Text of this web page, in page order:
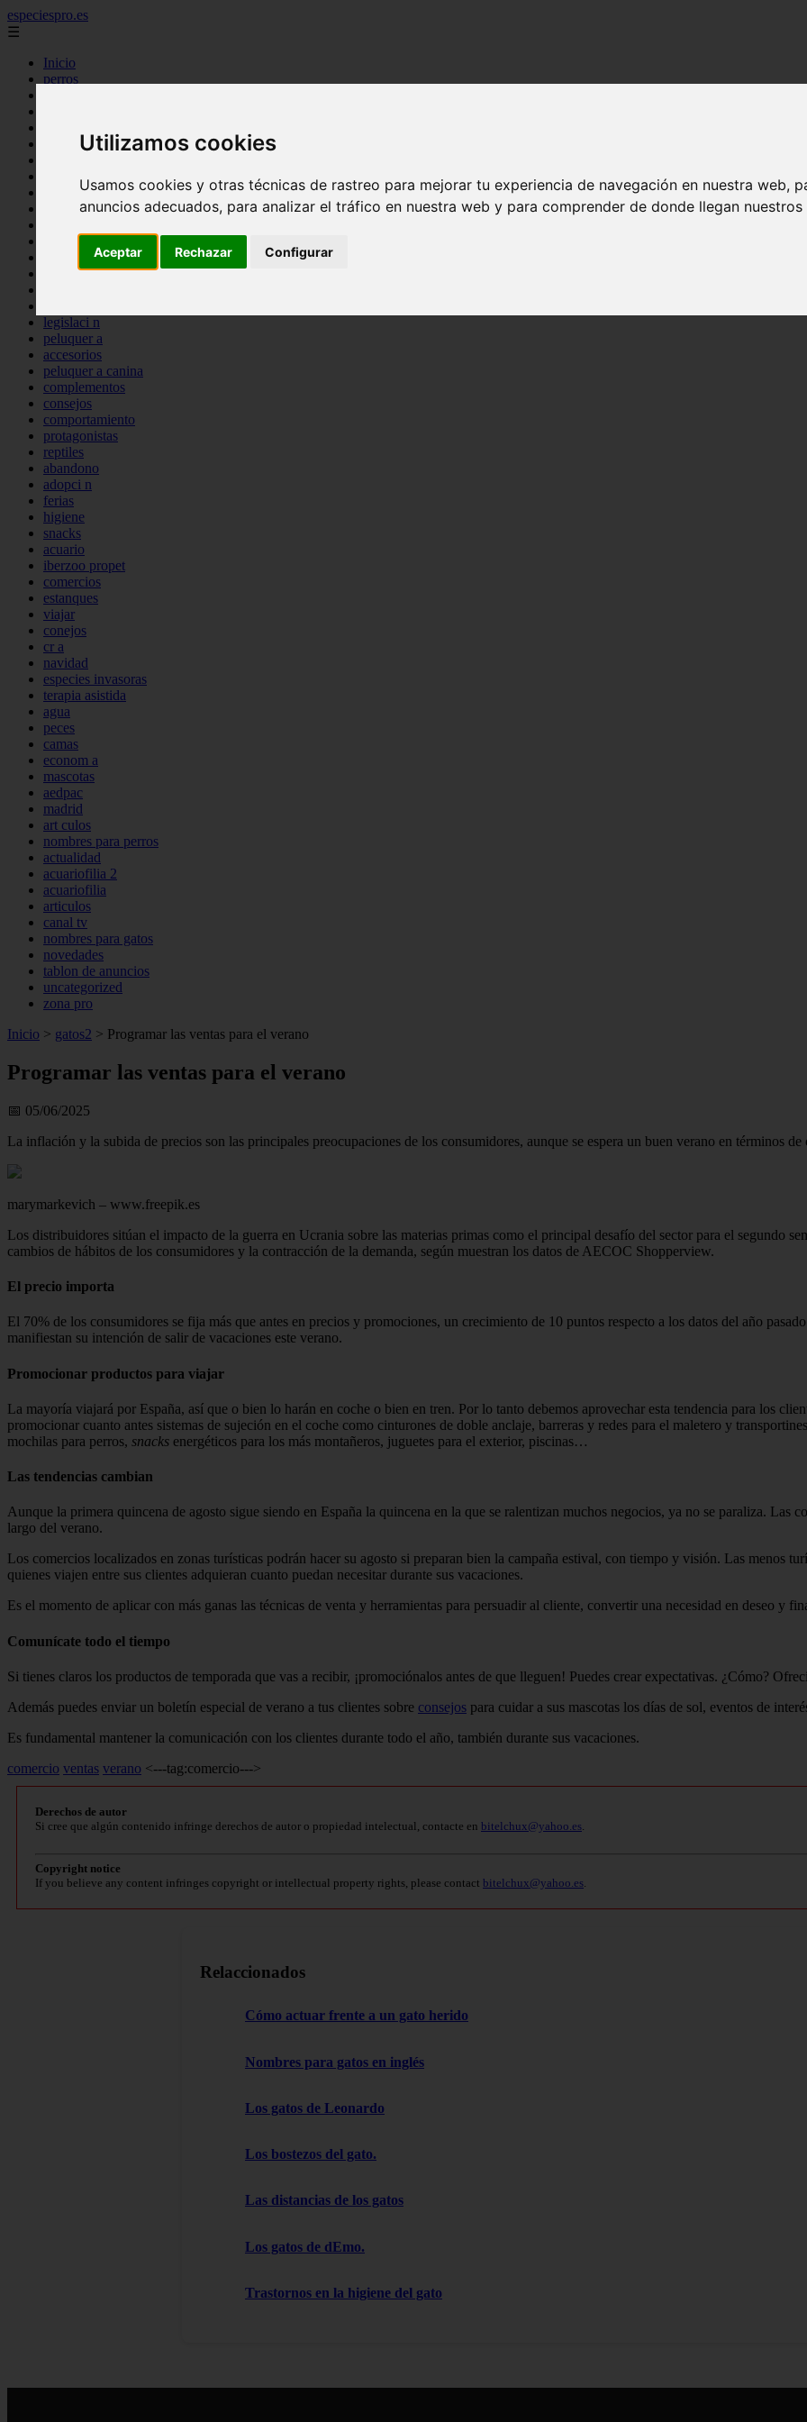
Utilizamos cookies
Usamos cookies y otras técnicas de rastreo para mejorar tu experiencia de navegación en nuestra web,
anuncios adecuados, para analizar el tráfico en nuestra web y para comprender de donde llegan nuestros
Aceptar Rechazar Configurar
especiespro.es
☰
Inicio
perros
acuariofilia
tenencia responsable
marketing
bienestar
legislaci n
peluquer a
accesorios
peluquer a canina
complementos
consejos
comportamiento
protagonistas
reptiles
abandono
adopci n
ferias
higiene
snacks
acuario
iberzoo propet
comercios
estanques
viajar
conejos
cr a
navidad
especies invasoras
terapia asistida
agua
peces
camas
econom a
mascotas
aedpac
madrid
art culos
nombres para perros
actualidad
acuariofilia 2
acuariofilia
articulos
canal tv
nombres para gatos
novedades
tablon de anuncios
uncategorized
zona pro
Inicio > gatos2 > Programar las ventas para el verano
Programar las ventas para el verano
📅 05/06/2025
La inflación y la subida de precios son las principales preocupaciones de los consumidores, aunque se espera un buen verano en términos de
marymarkevich – www.freepik.es
Los distribuidores sitúan el impacto de la guerra en Ucrania sobre las materias primas como el principal desafío del sector para el segundo
cambios de hábitos de los consumidores y la contracción de la demanda, según muestran los datos de AECOC Shopperview.
El precio importa
El 70% de los consumidores se fija más que antes en precios y promociones, un crecimiento de 10 puntos respecto a los datos del año
manifiestan su intención de salir de vacaciones este verano.
Promocionar productos para viajar
La mayoría viajará por España, así que o bien lo harán en coche o bien en tren. Por lo tanto debemos aprovechar esta tendencia para los
promocionar cuanto antes sistemas de sujeción en el coche como cinturones de doble anclaje, barreras y redes para el maletero y
mochilas para perros, snacks energéticos para los más montañeros, juguetes para el exterior, piscinas…
Las tendencias cambian
Aunque la primera quincena de agosto sigue siendo en España la quincena en la que se ralentizan muchos negocios, ya no se paraliza. Las
largo del verano.
Los comercios localizados en zonas turísticas podrán hacer su agosto si preparan bien la campaña estival, con tiempo y visión. Las menos
quienes viajen entre sus clientes adquieran cuanto puedan necesitar durante sus vacaciones.
Es el momento de aplicar con más ganas las técnicas de venta y herramientas para persuadir al cliente, convertir una necesidad en deseo y
Comunícate todo el tiempo
Si tienes claros los productos de temporada que vas a recibir, ¡promociónalos antes de que lleguen! Puedes crear expectativas. ¿Cómo?
Además puedes enviar un boletín especial de verano a tus clientes sobre consejos para cuidar a sus mascotas los días de sol, eventos de
Es fundamental mantener la comunicación con los clientes durante todo el año, también durante sus vacaciones.
comercio ventas verano <---tag:comercio--->
Derechos de autor
Si cree que algún contenido infringe derechos de autor o propiedad intelectual, contacte en bitelchux@yahoo.es
Copyright notice
If you believe any content infringes copyright or intellectual property rights, please contact bitelchux@yahoo.es
Relaccionados
Cómo actuar frente a un gato herido
Nombres para gatos en inglés
Los gatos de Leonardo
Los bostezos del gato.
Las distancias de los gatos
Los gatos de dEmo.
Trastornos en la higiene del gato